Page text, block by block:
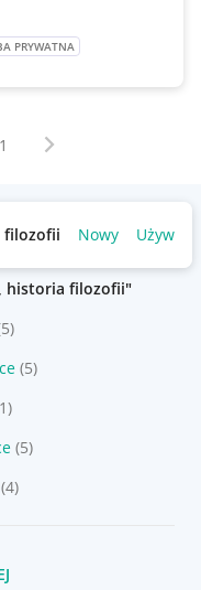
PRYWATNA
1 Następna strona
filozofii Nowy Używany
historia filozofii"
(5)
(5)
(4)